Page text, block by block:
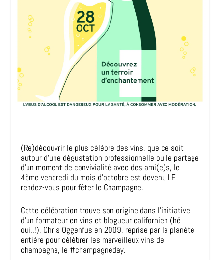
(Re)découvrir le plus célèbre des vins, que ce soit
autour d’une dégustation professionnelle ou le partage
d’un moment de convivialité avec des ami(e)s, le
4ème vendredi du mois d’octobre est devenu LE
rendez-vous pour fêter le Champagne.
Cette célébration trouve son origine dans l’initiative
d’un formateur en vins et blogueur californien (hé
oui..!), Chris Oggenfus en 2009, reprise par la planète
entière pour célébrer les merveilleux vins de
champagne, le #champagneday.